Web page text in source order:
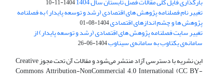
1404-11-10
تغییر نام فصلنامه پژوهش های اقتصادی (رشد و توسعه پایدار) به فصلنامه
پژوهش ها و چشم اندازهای اقتصادی1404-08-01
تغییر سایت فصلنامه پژوهش های اقتصادی (رشد و توسعه پایدار) از
سامانه‌ی یکتاوب به سامانه‌ی سیناوب1404-06-26
این نشریه با دسترسی آزاد منتشر می‌شود و مقالات آن تحت مجوز Creative
Commons Attribution-NonCommercial 4.0 International (CC BY-